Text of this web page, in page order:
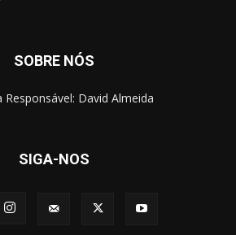
SOBRE NÓS
Responsável: David Almeida
SIGA-NOS